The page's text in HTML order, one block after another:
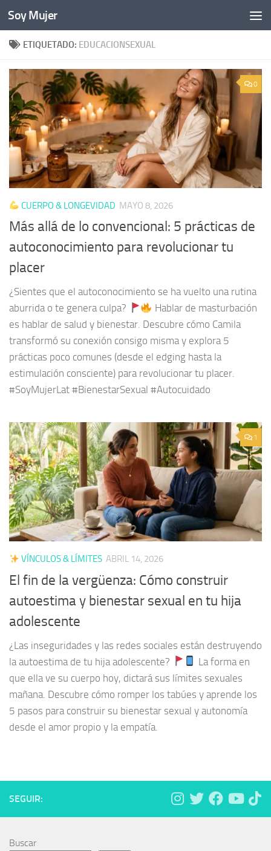
Bajo el contenido
Soy Mujer
ETIQUETADO: EDUCACIONSEXUAL
0
CUERPO & LONGEVIDAD MAYO 8, 2026
Más allá de lo convencional: 5 prácticas de
autoconocimiento para revolucionar tu
placer
¿Sientes que el autoconocimiento se ha vuelto una rutina
aburrida o te genera culpa?
Hablar de masturbación
es hablar de salud y bienestar. Descubre cómo Camila
transformó su conexión consigo misma y explora 5
prácticas poco comunes (desde el edging hasta la
estimulación consciente) para revolucionar tu placer.
#SoyMujerLat #BienestarSexual #Autocuidado
1
VÍNCULOS & LÍMITES ABRIL 14, 2026
El fin de la vergüenza: Cómo construir
autoestima y bienestar sexual en tu hija
adolescente
¿Las inseguridades y las redes sociales están destruyendo
la autoestima de tu hija adolescente?
La forma en
que ella ve su cuerpo hoy, dictará sus límites sexuales
mañana. Descubre cómo romper los tabúes y aprende los
5 pasos para construir su bienestar sexual y autonomía
desde el amor propio y la empatía.
SEGUIR:
Buscar